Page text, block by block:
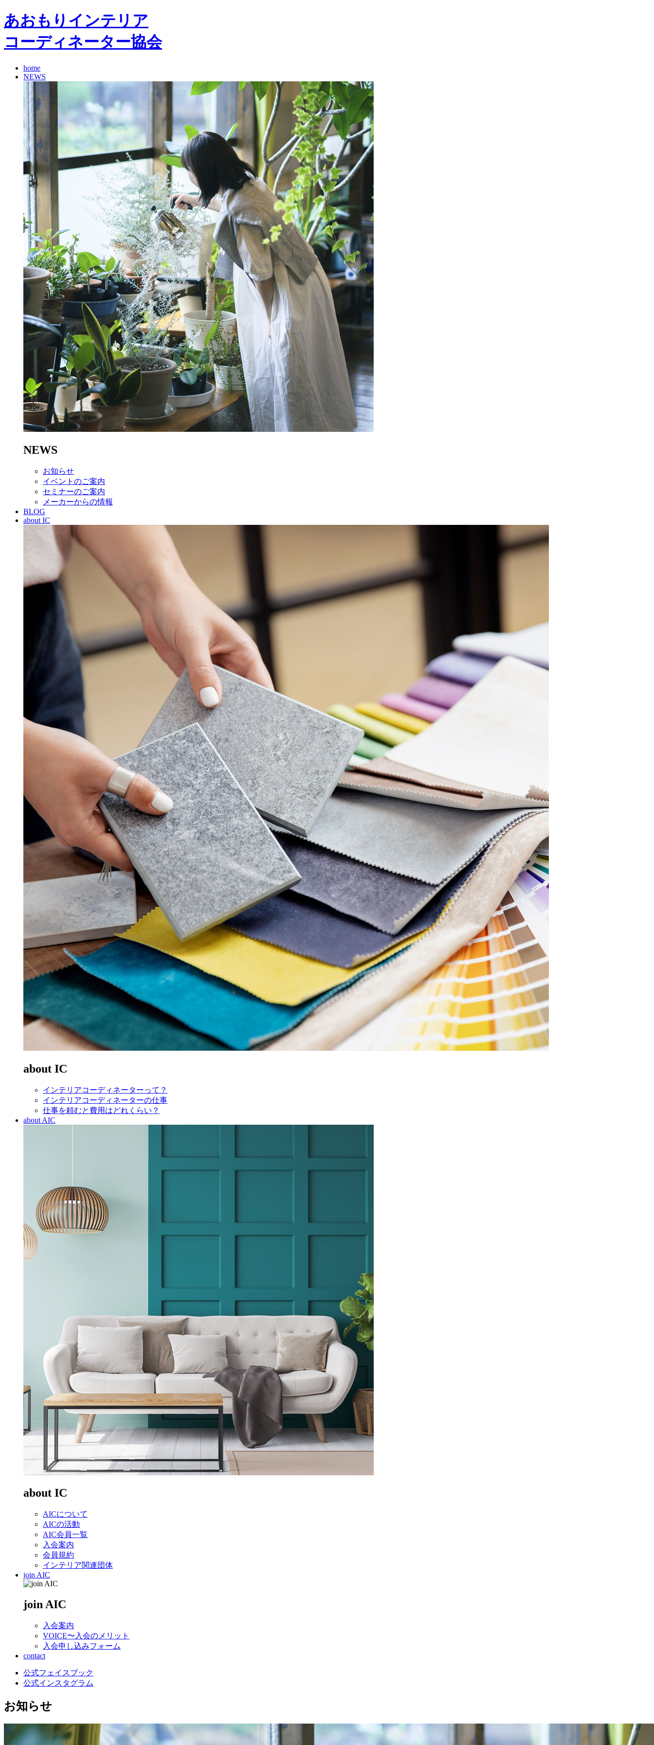
あおもりインテリア
コーディネーター協会
home
NEWS
NEWS
お知らせ
イベントのご案内
セミナーのご案内
メーカーからの情報
BLOG
about IC
about IC
インテリアコーディネーターって？
インテリアコーディネーターの仕事
仕事を頼むと費用はどれくらい？
about AIC
about IC
AICについて
AICの活動
AIC会員一覧
入会案内
会員規約
インテリア関連団体
join AIC
join AIC
入会案内
VOICE〜入会のメリット
入会申し込みフォーム
contact
公式フェイスブック
公式インスタグラム
お知らせ